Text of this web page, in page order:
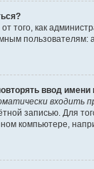
того, как
пользователям:
ввод имени
входить
записью. Для
компьютере,